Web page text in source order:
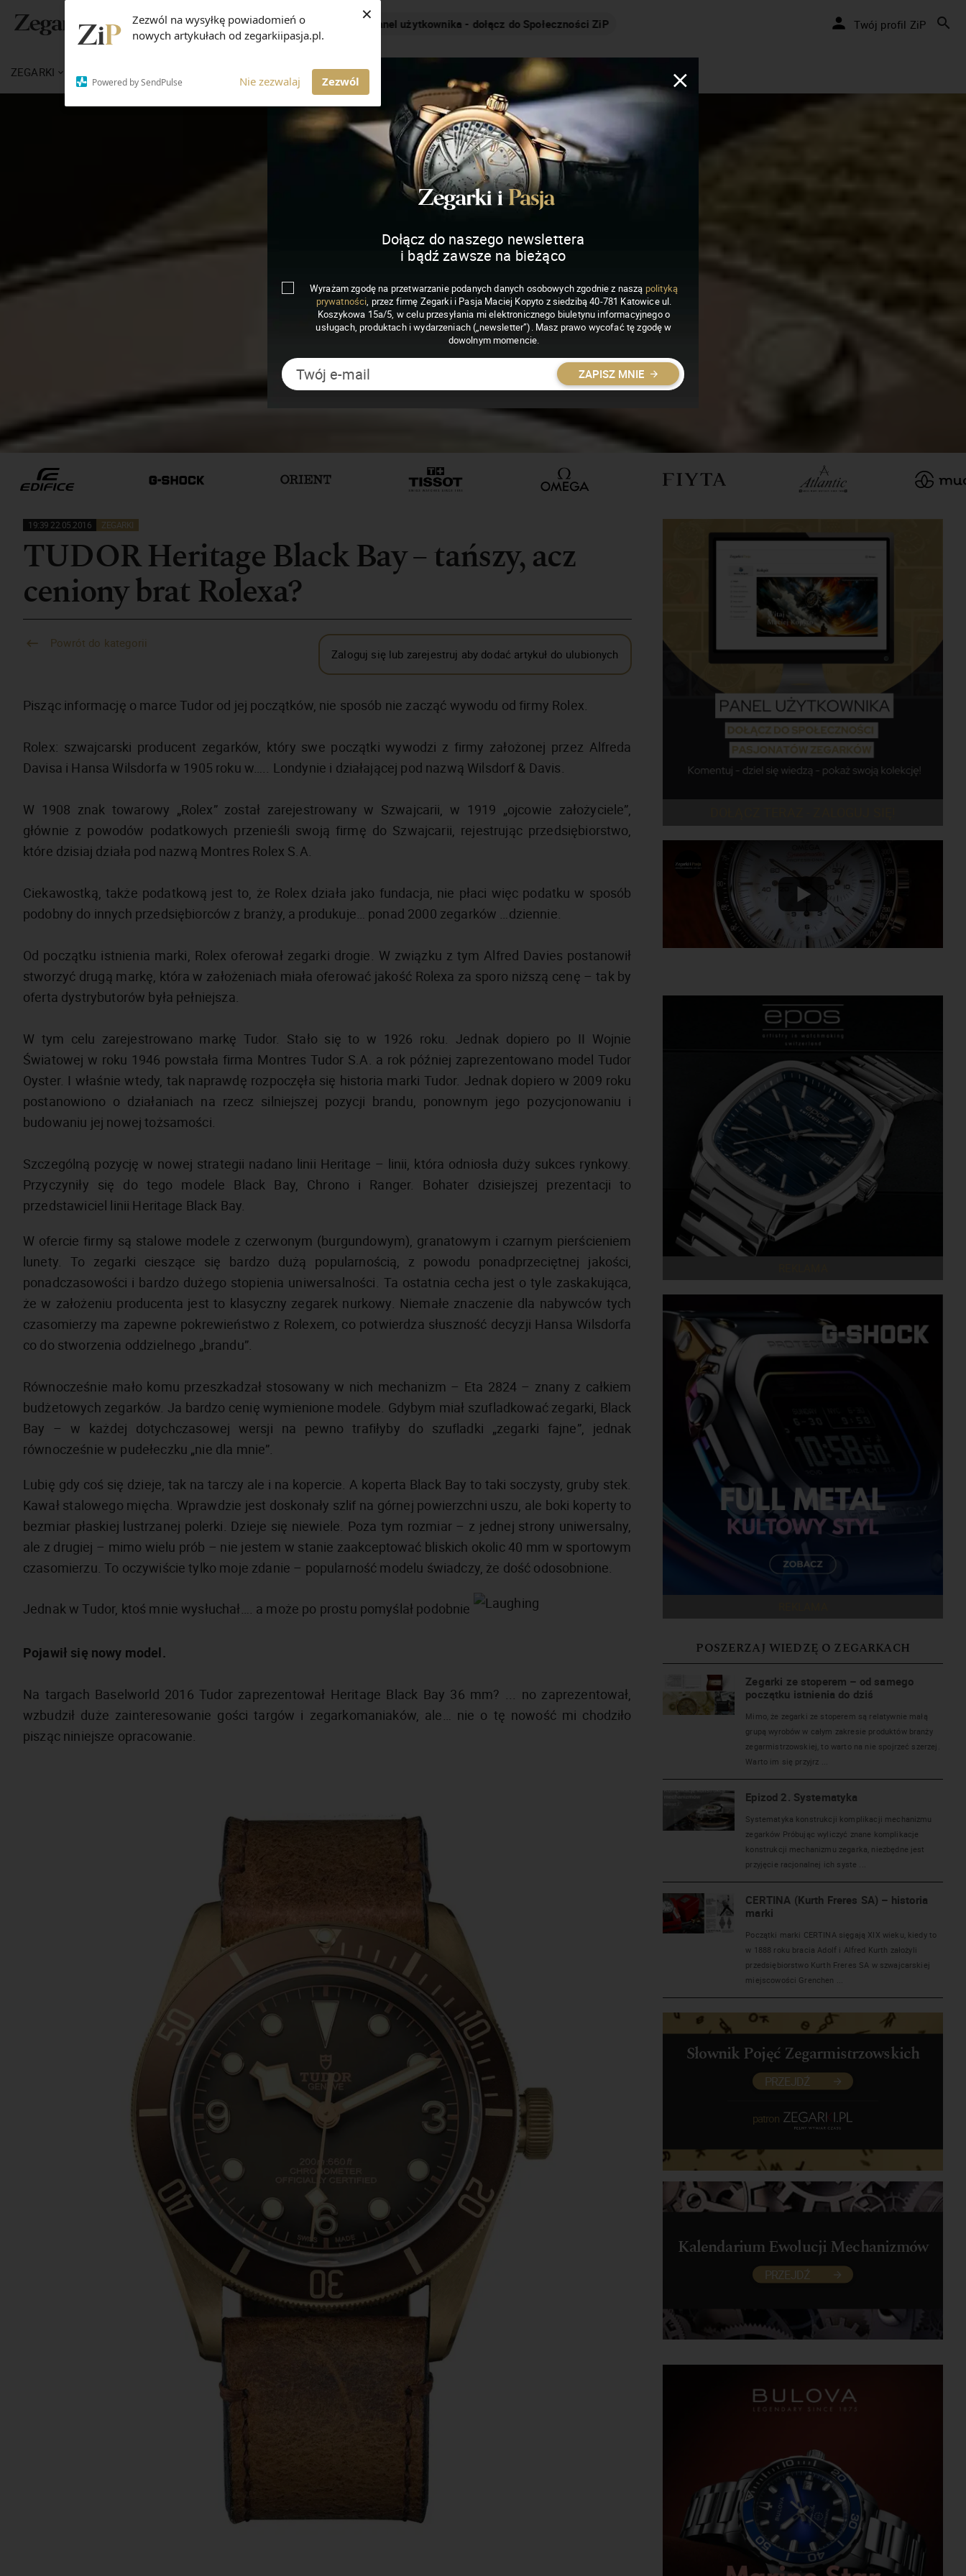
Zezwól na wysyłkę powiadomień o
nowych artykułach od zegarkiipasja.pl.
Powered by SendPulse Nie zezwalaj Zezwól
× Nakręcamy pozytywnie... cały czas! Twój profil ZiP
ZEGARKI MAGAZYN ZEGARKI I PASJA
19:39 22.05.2016 ZEGARKI
TUDOR Heritage Black Bay – tańszy, acz
ceniony brat Rolexa?
Powrót do kategorii
Zaloguj się lub zarejestruj aby dodać artykuł do ulubionych
Pisząc informację o marce Tudor od jej początków, nie sposób nie zacząć wywodu od firmy Rolex.
Rolex: szwajcarski producent zegarków, który swe początki wywodzi z firmy założonej przez Alfreda
Davisa i Hansa Wilsdorfa w 1905 roku w….. Londynie i działającej pod nazwą Wilsdorf & Davis.
W 1908 znak towarowy „Rolex” został zarejestrowany w Szwajcarii, w 1919 „ojcowie założyciele”,
głównie z powodów podatkowych przenieśli swoją firmę do Szwajcarii, rejestrując przedsiębiorstwo,
które dzisiaj działa pod nazwą Montres Rolex S.A.
Ciekawostką, także podatkową jest to, że Rolex działa jako fundacja, nie płaci więc podatku w sposób
podobny do innych przedsiębiorców z branży, a produkuje… ponad 2000 zegarków …dziennie.
Od początku istnienia marki, Rolex oferował zegarki drogie. W związku z tym Alfred Davies postanowił
stworzyć drugą markę, która w założeniach miała oferować jakość Rolexa za sporo niższą cenę – tak by
oferta dystrybutorów była pełniejsza.
W tym celu zarejestrowano markę Tudor. Stało się to w 1926 roku. Jednak dopiero po II Wojnie
Światowej w roku 1946 powstała firma Montres Tudor S.A. a rok później zaprezentowano model Tudor
Oyster. I właśnie wtedy, tak naprawdę rozpoczęła się historia marki Tudor. Jednak dopiero w 2009 roku
postanowiono o działaniach na rzecz silniejszej pozycji brandu, ponownym jego pozycjonowaniu i
budowaniu jej nowej tożsamości.
Szczególną pozycję w nowej strategii nadano linii Heritage – linii, która odniosła duży sukces rynkowy.
Przyczyniły się do tego modele Black Bay, Chrono i Ranger. Bohater dzisiejszej prezentacji to
przedstawiciel linii Heritage Black Bay.
W ofercie firmy są stalowe modele z czerwonym (burgundowym), granatowym i czarnym pierścieniem
lunety. To zegarki cieszące się bardzo dużą popularnością, z powodu ponadprzeciętnej jakości,
ponadczasowości i bardzo dużego stopienia uniwersalności. Ta ostatnia cecha jest o tyle zaskakująca,
że w założeniu producenta jest to klasyczny zegarek nurkowy. Niemałe znaczenie dla nabywców tych
czasomierzy ma zapewne pokrewieństwo z Rolexem, co potwierdza słuszność decyzji Hansa Wilsdorfa
co do stworzenia oddzielnego „brandu”.
Równocześnie mało komu przeszkadzał stosowany w nich mechanizm – Eta 2824 – znany z całkiem
budżetowych zegarków. Ja bardzo cenię wymienione modele. Gdybym miał szufladkować zegarki, Black
Bay – w każdej dotychczasowej wersji na pewno trafiłyby do szufladki „zegarki fajne”, jednak
równocześnie w pudełeczku „nie dla mnie”.
Lubię gdy coś się dzieje, tak na tarczy ale i na kopercie. A koperta Black Bay to taki soczysty, gruby stek.
Kawał stalowego mięcha. Wprawdzie jest doskonały szlif na górnej powierzchni uszu, ale boki koperty to
bezmiar płaskiej lustrzanej polerki. Dzieje się niewiele. Poza tym rozmiar – z jednej strony uniwersalny,
ale z drugiej – mimo wielu prób – nie jestem w stanie zaakceptować bliskich okolic 40 mm w sportowym
czasomierzu. To oczywiście tylko moje zdanie – popularność modelu świadczy, że dość odosobnione.
Jednak w Tudor, ktoś mnie wysłuchał…. a może po prostu pomyślał podobnie
Pojawił się nowy model.
Na targach Baselworld 2016 Tudor zaprezentował Heritage Black Bay 36 mm? ... no zaprezentował,
wzbudził duże zainteresowanie gości targów i zegarkomaniaków, ale… nie o tę nowość mi chodziło
pisząc niniejsze opracowanie.
POSZERZAJ WIEDZĘ O ZEGARKACH
Zegarki ze stoperem – od samego
początku istnienia do dziś
Mimo, że zegarki ze stoperem są relatywnie małą
grupą wyrobów w całym zakresie produktów branży
zegarmistrzowskiej, to warto na nie spojrzeć szerzej.
Warto im się przyjrz ...
Epizod 2. Systematyka
Systematyka konstrukcji komplikacji mechanizmu
zegarków Próbując wyliczyć znane komplikacje
konstrukcji mechanizmu zegarka, niezbędne jest
przyjęcie racjonalnej ich syste ...
CERTINA (Kurth Freres SA) – historia
marki
Początki marki CERTINA sięgają XIX wieku, kiedy to
w 1888 roku bracia Adolf i Alfred Kurth założyli
przedsiębiorstwo Kurth Freres SA w szwajcarskiej
miejscowości Grenchen ...
Słownik Pojęć Zegarmistrzowskich
PRZEJDŹ
patron
Kalendarium Ewolucji Mechanizmów
PRZEJDŹ
Dołącz do naszego newslettera
i bądź zawsze na bieżąco
Wyrażam zgodę na przetwarzanie podanych danych osobowych zgodnie z naszą polityką
prywatności, przez firmę Zegarki i Pasja Maciej Kopyto z siedzibą 40-781 Katowice ul.
Koszykowa 15a/5, w celu przesyłania mi elektronicznego biuletynu informacyjnego o
usługach, produktach i wydarzeniach („newsletter”). Masz prawo wycofać tę zgodę w
dowolnym momencie.
ZAPISZ MNIE